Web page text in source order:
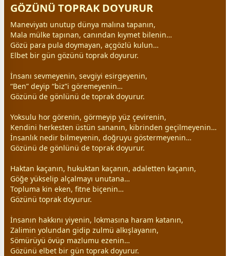
GÖZÜNÜ TOPRAK DOYURUR
Maneviyatı unutup dünya malına tapanın,
Mala mülke tapınan, canından kıymet bilenin…
Gözü para pula doymayan, açgözlü kulun…
Elbet bir gün gözünü toprak doyurur.
İnsanı sevmeyenin, sevgiyi esirgeyenin,
“Ben” deyip “biz”i göremeyenin…
Gözünü de gönlünü de toprak doyurur.
Yoksulu hor görenin, görmeyip yüz çevirenin,
Kendini herkesten üstün sananın, kibrinden geçilmeyenin…
İnsanlık nedir bilmeyenin, doğruyu göstermeyenin…
Gözünü de gönlünü de toprak doyurur.
Haktan kaçanın, hukuktan kaçanın, adaletten kaçanın,
Göğe yükselip alçalmayı unutana…
Topluma kin eken, fitne biçenin…
Gözünü toprak doyurur.
İnsanın hakkını yiyenin, lokmasına haram katanın,
Zalimin yolundan gidip zulmü alkışlayanın,
Sömürüyü övüp mazlumu ezenin…
Gözünü elbet bir gün toprak doyurur.